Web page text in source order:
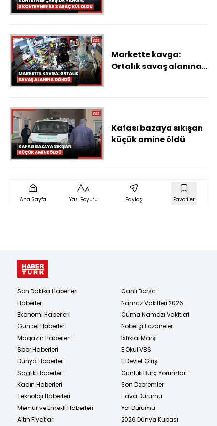
Markette kavga:
Ortalık savaş alanına
Kafası bazaya sıkışan
küçük amine öldü
Ana Sayfa Yazı Boyutu Paylaş Favoriler
Son Dakika Haberleri
Haberler
Ekonomi Haberleri
Güncel Haberler
Magazin Haberleri
Spor Haberleri
Dünya Haberleri
Sağlık Haberleri
Kadın Haberleri
Teknoloji Haberleri
Memur ve Emekli Haberleri
Altın Fiyatları
Canlı Borsa
Namaz Vakitleri 2026
Cuma Namazı Vakitleri
Nöbetçi Eczaneler
İstiklal Marşı
E Okul VBS
E Devlet Giriş
Günlük Burç Yorumları
Son Depremler
Hava Durumu
Yol Durumu
2026 Dünya Kupası